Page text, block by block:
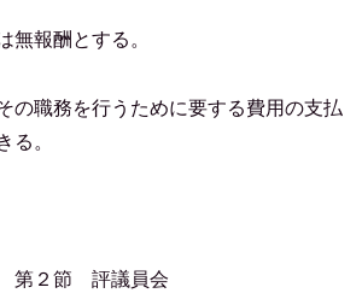
報酬とする。
の職務を行うために要する費用の支払
る。
第２節 評議員会